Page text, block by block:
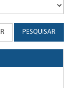
PESQUISAR